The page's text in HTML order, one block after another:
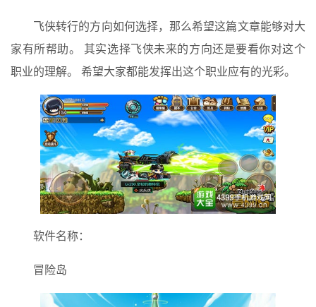
飞侠转行的方向如何选择，那么希望这篇文章能够对大
家有所帮助。 其实选择飞侠未来的方向还是要看你对这个
职业的理解。 希望大家都能发挥出这个职业应有的光彩。
软件名称：
冒险岛